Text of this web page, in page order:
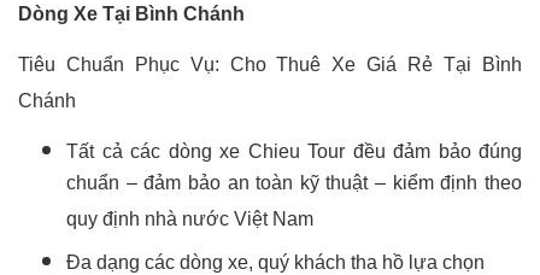
Dòng Xe Tại Bình Chánh
Tiêu Chuẩn Phục Vụ: Cho Thuê Xe Giá Rẻ Tại Bình
Chánh
Tất cả các dòng xe Chieu Tour đều đảm bảo đúng
chuẩn – đảm bảo an toàn kỹ thuật – kiểm định theo
quy định nhà nước Việt Nam
Đa dạng các dòng xe, quý khách tha hồ lựa chọn